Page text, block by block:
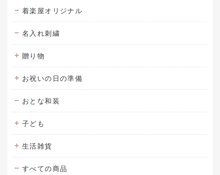
着楽屋オリジナル
名入れ刺繍
贈り物
お祝いの日の準備
おとな和装
子ども
生活雑貨
すべての商品